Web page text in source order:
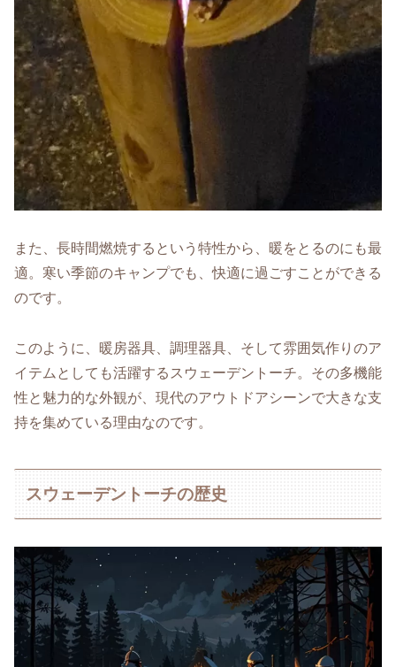
また、長時間燃焼するという特性から、暖をとるのにも最
適。寒い季節のキャンプでも、快適に過ごすことができる
のです。
このように、暖房器具、調理器具、そして雰囲気作りのア
イテムとしても活躍するスウェーデントーチ。その多機能
性と魅力的な外観が、現代のアウトドアシーンで大きな支
持を集めている理由なのです。
スウェーデントーチの歴史